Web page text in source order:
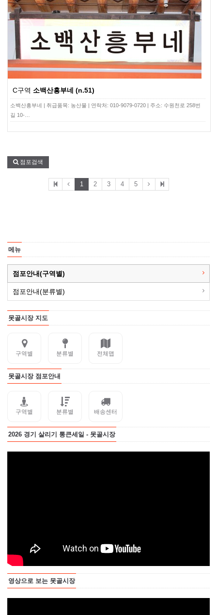
C구역 소백산흥부네 (n.51)
소백산흥부네 | 취급품목: 농산물 | 연락처: 010-9079-0720 | 주소: 수원천로 258번
길 10-…
점포검색
1 2 3 4 5
메뉴
점포안내(구역별)
점포안내(분류별)
못골시장 지도
구역별 분류별 전체맵
못골시장 점포안내
구역별 분류별 배송센터
2026 경기 살리기 통큰세일 - 못골시장
영상으로 보는 못골시장